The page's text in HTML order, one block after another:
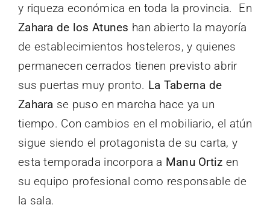
y riqueza económica en toda la provincia. En
Zahara de los Atunes han abierto la mayoría
de establecimientos hosteleros, y quienes
permanecen cerrados tienen previsto abrir
sus puertas muy pronto. La Taberna de
Zahara se puso en marcha hace ya un
tiempo. Con cambios en el mobiliario, el atún
sigue siendo el protagonista de su carta, y
esta temporada incorpora a Manu Ortiz en
su equipo profesional como responsable de
la sala.